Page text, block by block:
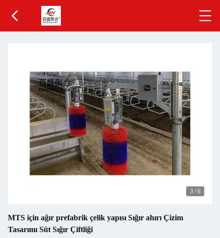
3 / 6
MTS için ağır prefabrik çelik yapısı Sığır ahırı Çizim
Tasarımı Süt Sığır Çiftliği